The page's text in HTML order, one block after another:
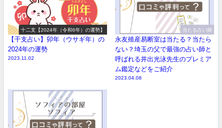
十二支【2024年（令和6年）の運勢】
【干支占い】卯年（ウサギ年）の
2024年の運勢
2023.11.02
当たる占い師
永友殖産易断室は当たる？当たら
ない？埼玉の父で最強の占い師と
呼ばれる井出光泳先生のプレミア
ム鑑定などをご紹介
2023.04.08